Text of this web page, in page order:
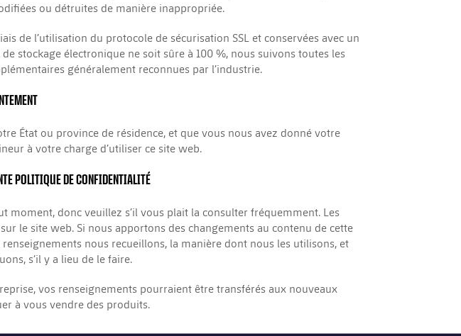
ou détruites de manière inappropriée.
de l’utilisation du protocole de sécurisation SSL et conservées avec un
stockage électronique ne soit sûre à 100 %, nous suivons toutes les
généralement reconnues par l’industrie.
État ou province de résidence, et que vous nous avez donné votre
à votre charge d’utiliser ce site web.
POLITIQUE DE CONFIDENTIALITÉ
donc veuillez s’il vous plait la consulter fréquemment. Les
le site web. Si nous apportons des changements au contenu de cette
nous recueillons, la manière dont nous les utilisons, et
s’il y a lieu de le faire.
vos renseignements pourraient être transférés aux nouveaux
à vous vendre des produits.